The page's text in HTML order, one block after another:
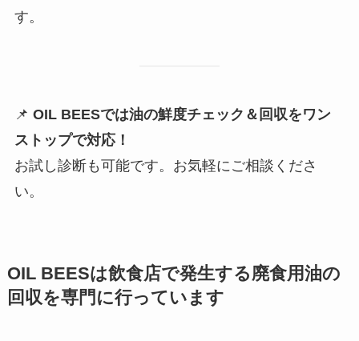
す。
📌 OIL BEESでは油の鮮度チェック＆回収をワン
ストップで対応！
お試し診断も可能です。お気軽にご相談くださ
い。
OIL BEESは飲食店で発生する廃食用油の
回収を専門に行っています